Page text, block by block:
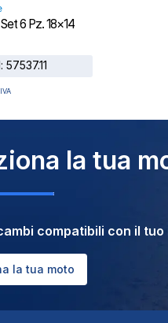
6 Pz. 18×14
57537.11
la tua
compatibili con il tuo
la tua moto